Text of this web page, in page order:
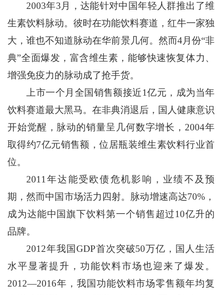
2003年3月，达能针对中国年轻人群推出了维
生素饮料脉动。彼时在功能饮料赛道，红牛一家独
大，谁也不知道脉动在华前景几何。然而4月份“非
典”全面爆发，富含维生素，能够快速恢复体力、
增强免疫力的脉动成了抢手货。
上市一个月全国销售额接近1亿元，成为当年
饮料赛道最大黑马。在非典消退后，国人健康意识
开始觉醒，脉动的销量呈几何数字增长，2004年
取得约7亿元销售额，位居瓶装维生素饮料行业首
位。
2011年达能受欧债危机影响，业绩不及预
期，然而中国市场活力四射。脉动增速高达70%，
成为达能中国旗下饮料第一个销售超过10亿升的
品牌。
2012年我国GDP首次突破50万亿，国人生活
水平显著提升，功能饮料市场也迎来了爆发。
2012—2016年，我国功能饮料市场零售额年均复